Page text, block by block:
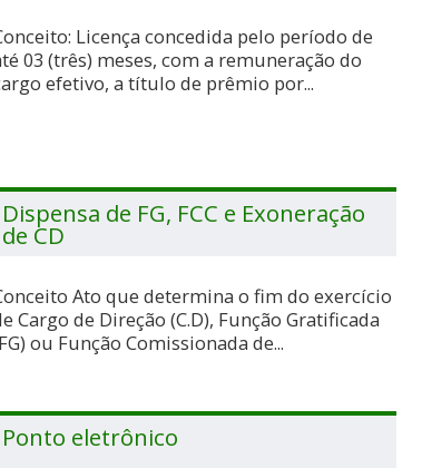
Licença concedida pelo período de
03 (três) meses, com a remuneração do
efetivo, a título de prêmio por...
Dispensa de FG, FCC e Exoneração
de CD
Ato que determina o fim do exercício
Cargo de Direção (C.D), Função Gratificada
ou Função Comissionada de...
Ponto eletrônico